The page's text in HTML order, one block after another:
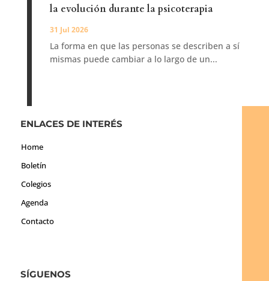
la evolución durante la psicoterapia
31 Jul 2026
La forma en que las personas se describen a sí
mismas puede cambiar a lo largo de un...
ENLACES DE INTERÉS
Home
Boletín
Colegios
Agenda
Contacto
SÍGUENOS